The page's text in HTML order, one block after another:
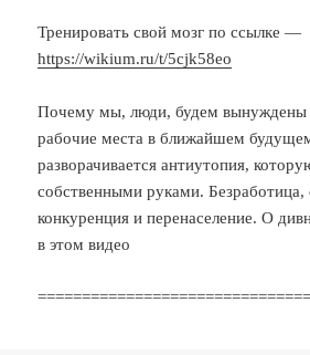
Тренировать свой мозг по ссылке —
https://wikium.ru/t/5cjk58eo
Почему мы, люди, будем вынуждены
рабочие места в ближайшем
разворачивается антиутопия,
собственными руками. Безработица,
конкуренция и перенаселение. О
в этом видео